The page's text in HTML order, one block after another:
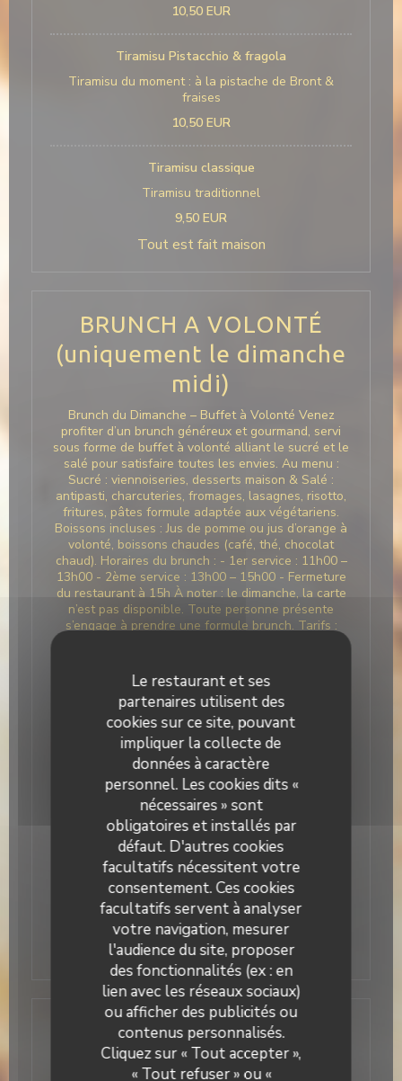
Le restaurant et ses
partenaires utilisent des
cookies sur ce site, pouvant
impliquer la collecte de
données à caractère
personnel. Les cookies dits «
nécessaires » sont
obligatoires et installés par
défaut. D'autres cookies
facultatifs nécessitent votre
consentement. Ces cookies
facultatifs servent à analyser
votre navigation, mesurer
l'audience du site, proposer
des fonctionnalités (ex : en
lien avec les réseaux sociaux)
ou afficher des publicités ou
contenus personnalisés.
Cliquez sur « Tout accepter »,
« Tout refuser » ou «
10,50 EUR
Tiramisu Pistacchio & fragola
Tiramisu du moment : à la pistache de Bront &
fraises
10,50 EUR
Tiramisu classique
Tiramisu traditionnel
9,50 EUR
Tout est fait maison
BRUNCH A VOLONTÉ
(uniquement le dimanche
midi)
Brunch du Dimanche – Buffet à Volonté Venez
profiter d’un brunch généreux et gourmand, servi
sous forme de buffet à volonté alliant le sucré et le
salé pour satisfaire toutes les envies. Au menu :
Sucré : viennoiseries, desserts maison & Salé :
antipasti, charcuteries, fromages, lasagnes, risotto,
fritures, pâtes formule adaptée aux végétariens.
Boissons incluses : Jus de pomme ou jus d’orange à
volonté, boissons chaudes (café, thé, chocolat
chaud). Horaires du brunch : - 1er service : 11h00 –
13h00 - 2ème service : 13h00 – 15h00 - Fermeture
du restaurant à 15h À noter : le dimanche, la carte
n’est pas disponible. Toute personne présente
s’engage à prendre une formule brunch. Tarifs :
gaspillage : un supplément de 3 € sera appliqué en
cas d’assiette non terminée. Plusieurs petits
passages au buffet sont recommandés. - Pas de
doggy bag possible - Animaux non acceptés -
Empreinte bancaire demandée lors de la
réservation. Annulation sans frais possible jusqu’à
2h avant votre venue, au-delà la formule sera
débitée. Réservez dès maintenant votre table et
vivez un moment de plaisir autour d’un brunch
généreux et convivial.
32,00 EUR
empreinte bancaire de 16€ / pers demandée
pour toutes les tables pour éviter les "no
show"
Vente à emporter
Bacio Divino s'invite chez vous ! Tous les plats sont